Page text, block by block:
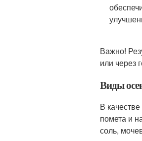
Важно!
или через
Виды
В
помета и
соль,